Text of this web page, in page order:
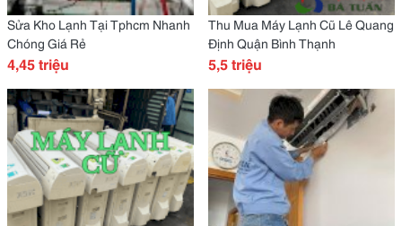
Sửa Kho Lạnh Tại Tphcm Nhanh
Chóng Giá Rẻ
4,45 triệu
Thu Mua Máy Lạnh Cũ Lê Quang
Định Quận Bình Thạnh
5,5 triệu